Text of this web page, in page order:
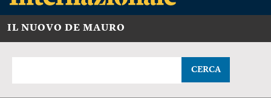
IL NUOVO DE MAURO
CERCA